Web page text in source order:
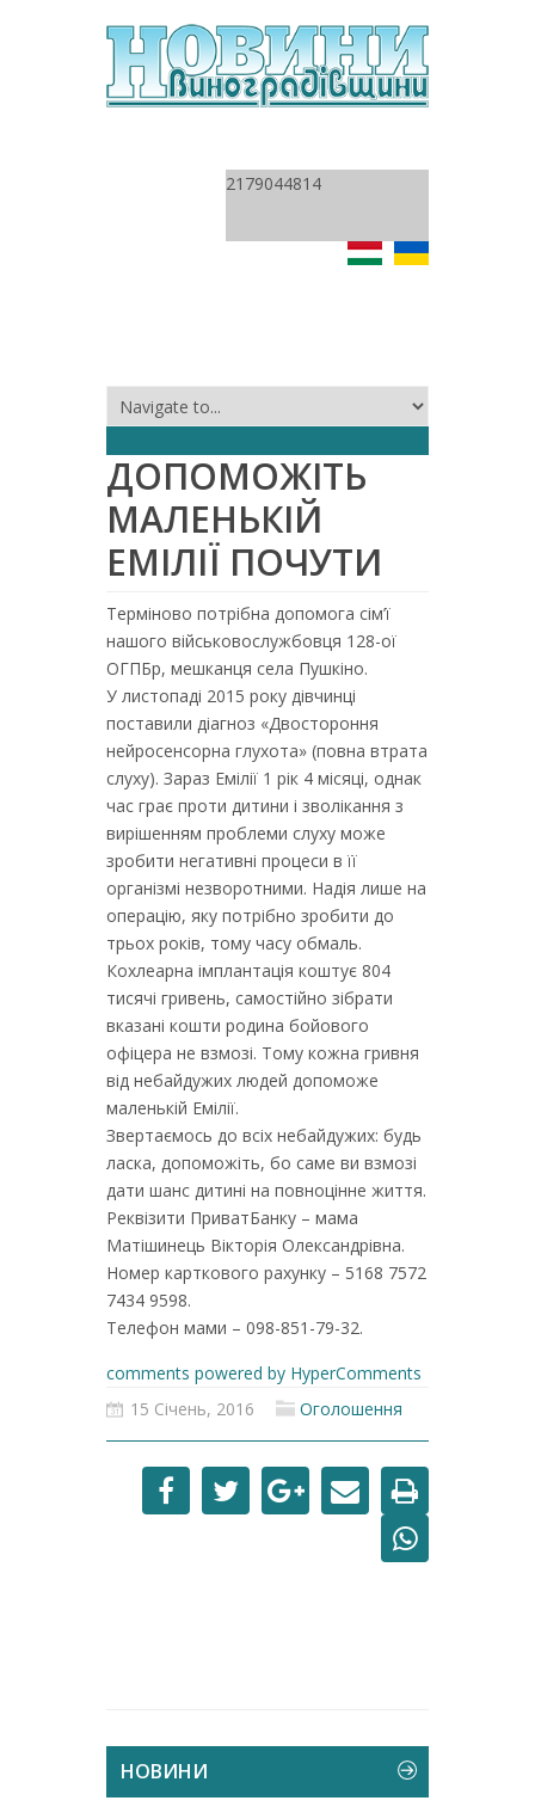
2179044814
ДОПОМОЖІТЬ
МАЛЕНЬКІЙ
ЕМІЛІЇ ПОЧУТИ
Терміново потрібна допомога сім’ї
нашого військовослужбовця 128-ої
ОГПБр, мешканця села Пушкіно.
У листопаді 2015 року дівчинці
поставили діагноз «Двостороння
нейросенсорна глухота» (повна втрата
слуху). Зараз Емілії 1 рік 4 місяці, однак
час грає проти дитини і зволікання з
вирішенням проблеми слуху може
зробити негативні процеси в її
організмі незворотними. Надія лише на
операцію, яку потрібно зробити до
трьох років, тому часу обмаль.
Кохлеарна імплантація коштує 804
тисячі гривень, самостійно зібрати
вказані кошти родина бойового
офіцера не взмозі. Тому кожна гривня
від небайдужих людей допоможе
маленькій Емілії.
Звертаємось до всіх небайдужих: будь
ласка, допоможіть, бо саме ви взмозі
дати шанс дитині на повноцінне життя.
Реквізити ПриватБанку – мама
Матішинець Вікторія Олександрівна.
Номер карткового рахунку – 5168 7572
7434 9598.
Телефон мами – 098-851-79-32.
comments powered by HyperComments
15 Січень, 2016
Оголошення
НОВИНИ